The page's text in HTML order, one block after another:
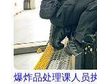
爆炸品处理课人员